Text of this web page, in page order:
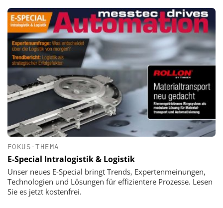
FOKUS-THEMA
E-Special Intralogistik & Logistik
Unser neues E-Special bringt Trends, Expertenmeinungen,
Technologien und Lösungen für effizientere Prozesse. Lesen
Sie es jetzt kostenfrei.